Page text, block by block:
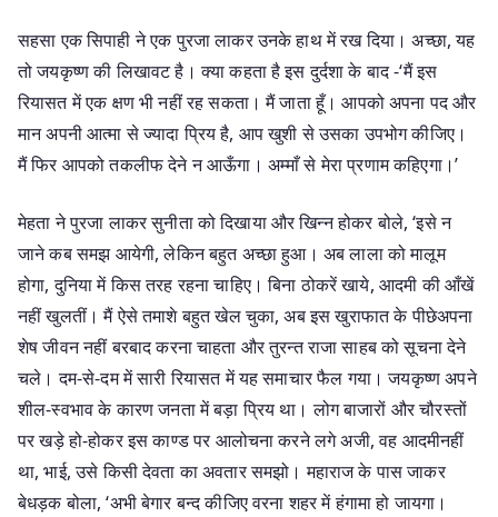
सहसा एक सिपाही ने एक पुरजा लाकर उनके हाथ में रख दिया। अच्छा, यह
तो जयकृष्ण की लिखावट है। क्या कहता है इस दुर्दशा के बाद -‘मैं इस
रियासत में एक क्षण भी नहीं रह सकता। मैं जाता हूँ। आपको अपना पद और
मान अपनी आत्मा से ज्यादा प्रिय है, आप खुशी से उसका उपभोग कीजिए।
मैं फिर आपको तकलीफ देने न आऊँगा। अम्माँ से मेरा प्रणाम कहिएगा।’
मेहता ने पुरजा लाकर सुनीता को दिखाया और खिन्न होकर बोले, ‘इसे न
जाने कब समझ आयेगी, लेकिन बहुत अच्छा हुआ। अब लाला को मालूम
होगा, दुनिया में किस तरह रहना चाहिए। बिना ठोकरें खाये, आदमी की आँखें
नहीं खुलतीं। मैं ऐसे तमाशे बहुत खेल चुका, अब इस खुराफात के पीछेअपना
शेष जीवन नहीं बरबाद करना चाहता और तुरन्त राजा साहब को सूचना देने
चले। दम-से-दम में सारी रियासत में यह समाचार फैल गया। जयकृष्ण अपने
शील-स्वभाव के कारण जनता में बड़ा प्रिय था। लोग बाजारों और चौरस्तों
पर खड़े हो-होकर इस काण्ड पर आलोचना करने लगे अजी, वह आदमीनहीं
था, भाई, उसे किसी देवता का अवतार समझो। महाराज के पास जाकर
बेधड़क बोला, ‘अभी बेगार बन्द कीजिए वरना शहर में हंगामा हो जायगा।